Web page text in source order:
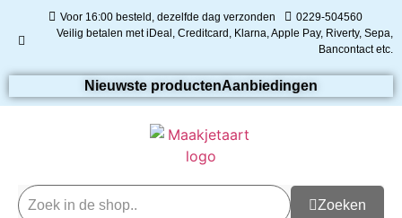
Voor 16:00 besteld, dezelfde dag verzonden
0229-504560
Veilig betalen met iDeal, Creditcard, Klarna, Apple Pay, Riverty, Sepa,
Bancontact etc.
Nieuwste productenAanbiedingen
Zoeken